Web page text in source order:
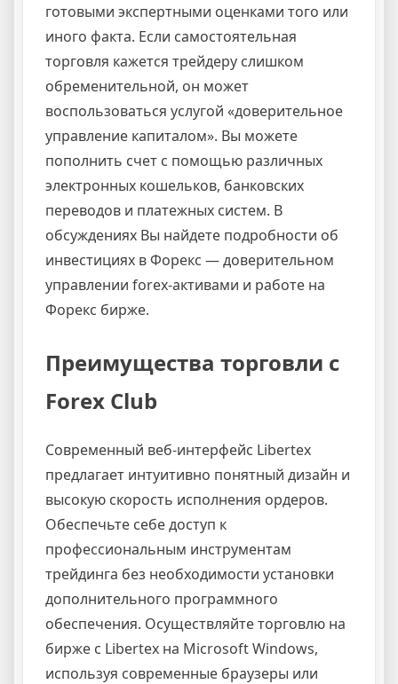
готовыми экспертными оценками того или
иного факта. Если самостоятельная
торговля кажется трейдеру слишком
обременительной, он может
воспользоваться услугой «доверительное
управление капиталом». Вы можете
пополнить счет с помощью различных
электронных кошельков, банковских
переводов и платежных систем. В
обсуждениях Вы найдете подробности об
инвестициях в Форекс — доверительном
управлении forex-активами и работе на
Форекс бирже.
Преимущества торговли с
Forex Club
Современный веб-интерфейс Libertex
предлагает интуитивно понятный дизайн и
высокую скорость исполнения ордеров.
Обеспечьте себе доступ к
профессиональным инструментам
трейдинга без необходимости установки
дополнительного программного
обеспечения. Осуществляйте торговлю на
бирже с Libertex на Microsoft Windows,
используя современные браузеры или